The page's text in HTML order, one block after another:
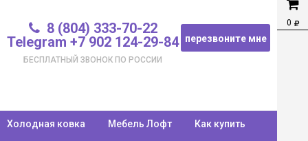
0
8 (804) 333-70-22
Telegram +7 902 124-29-84
БЕСПЛАТНЫЙ ЗВОНОК ПО РОССИИ
перезвоните мне
Холодная ковка Мебель Лофт Как купить